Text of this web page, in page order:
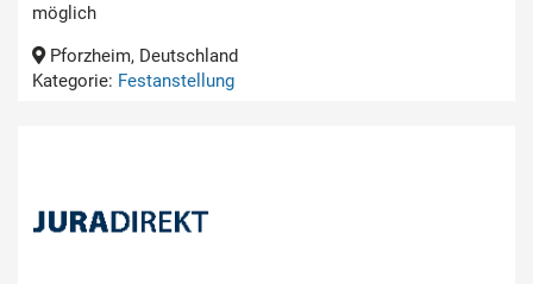
möglich
Pforzheim, Deutschland
Kategorie: Festanstellung